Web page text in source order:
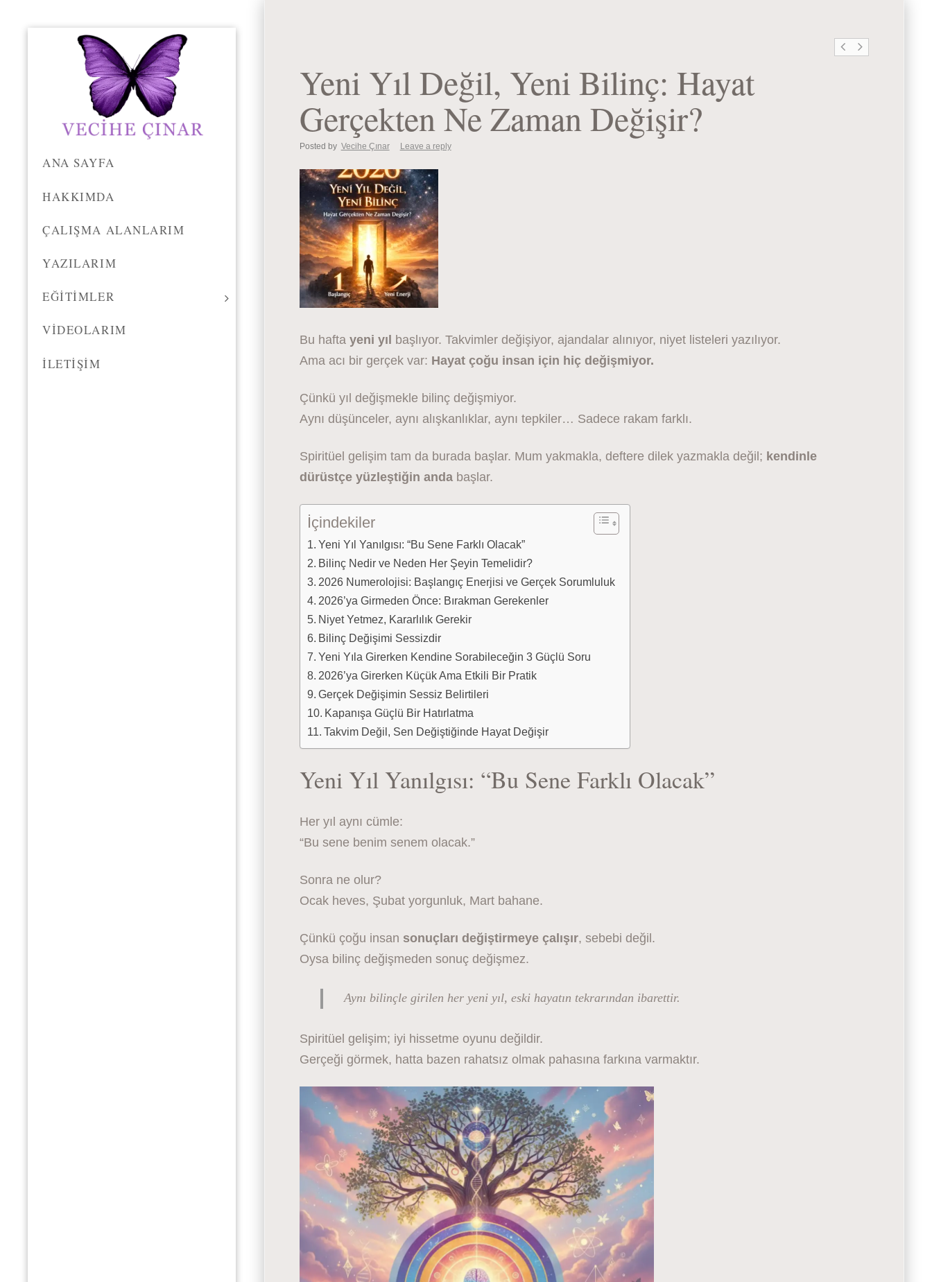
ANA SAYFA
HAKKIMDA
ÇALIŞMA ALANLARIM
YAZILARIM
EĞITIMLER
VIDEOLARIM
İLETIŞIM
Yeni Yıl Değil, Yeni Bilinç: Hayat
Gerçekten Ne Zaman Değişir?
Posted by Vecihe Çınar Leave a reply
Bu hafta yeni yıl
başlıyor. Takvimler değişiyor, ajandalar alınıyor, niyet listeleri yazılıyor.
Ama acı bir gerçek var: Hayat çoğu insan için hiç değişmiyor.
Çünkü yıl değişmekle bilinç değişmiyor.
Aynı düşünceler, aynı alışkanlıklar, aynı tepkiler… Sadece rakam farklı.
Spiritüel gelişim tam da burada başlar. Mum yakmakla, deftere dilek yazmakla değil; kendinle
dürüstçe yüzleştiğin andabaşlar.
İçindekiler
Yeni Yıl Yanılgısı: “Bu Sene Farklı Olacak”
Bilinç Nedir ve Neden Her Şeyin Temelidir?
2026 Numerolojisi: Başlangıç Enerjisi ve Gerçek Sorumluluk
2026’ya Girmeden Önce: Bırakman Gerekenler
Niyet Yetmez, Kararlılık Gerekir
Bilinç Değişimi Sessizdir
Yeni Yıla Girerken Kendine Sorabileceğin 3 Güçlü Soru
2026’ya Girerken Küçük Ama Etkili Bir Pratik
Gerçek Değişimin Sessiz Belirtileri
Kapanışa Güçlü Bir Hatırlatma
Takvim Değil, Sen Değiştiğinde Hayat Değişir
Yeni Yıl Yanılgısı: “Bu Sene Farklı Olacak”
Her yıl aynı cümle:
“Bu sene benim senem olacak.”
Sonra ne olur?
Ocak heves, Şubat yorgunluk, Mart bahane.
Çünkü çoğu insan sonuçları değiştirmeye çalışır, sebebi değil.
Oysa bilinç değişmeden sonuç değişmez.
Aynı bilinçle girilen her yeni yıl, eski hayatın tekrarından ibarettir.
Spiritüel gelişim; iyi hissetme oyunu değildir.
Gerçeği görmek, hatta bazen rahatsız olmak pahasına farkına varmaktır.